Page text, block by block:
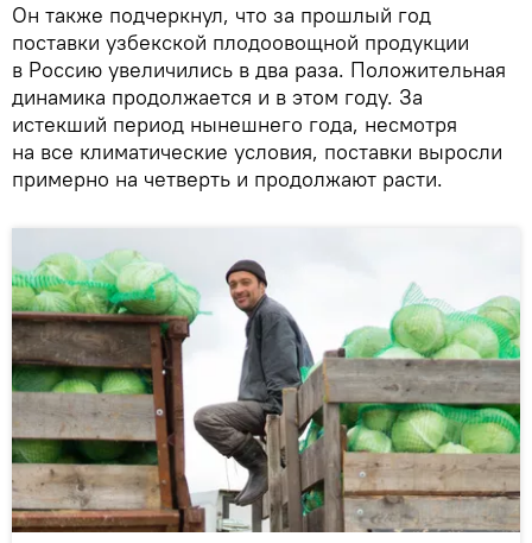
Он также подчеркнул, что за прошлый год
поставки узбекской плодоовощной продукции
в Россию увеличились в два раза. Положительная
динамика продолжается и в этом году. За
истекший период нынешнего года, несмотря
на все климатические условия, поставки выросли
примерно на четверть и продолжают расти.